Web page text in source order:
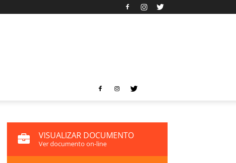
VISUALIZAR DOCUMENTO
Ver documento on-line